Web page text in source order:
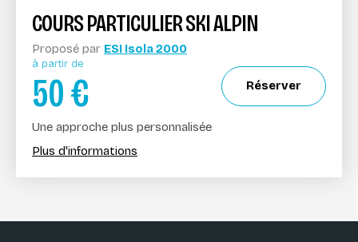
COURS PARTICULIER SKI ALPIN
Proposé par ESI Isola 2000
à partir de
50€ Réserver
Une approche plus personnalisée
Plus d'informations